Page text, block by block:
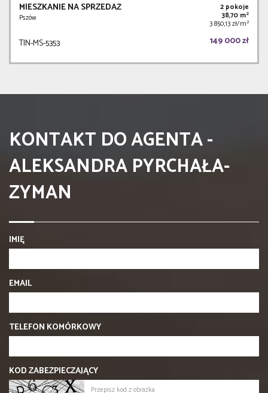
MIESZKANIE NA SPRZEDAŻ
Pszów
2 pokoje
38,70 m2
3 850,13 zł/m2
TIN-MS-5353 149 000 zł
KONTAKT DO AGENTA -
ALEKSANDRA PYRCHAŁA-
ZYMAN
IMIĘ
EMAIL
TELEFON KOMÓRKOWY
KOD ZABEZPIECZAJĄCY